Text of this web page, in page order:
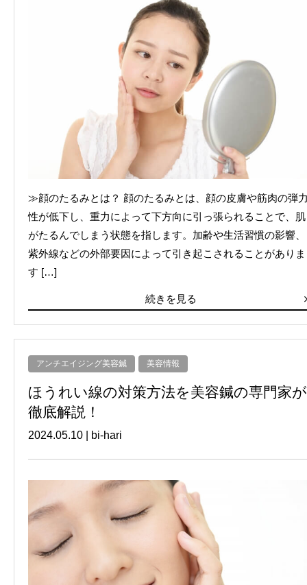
≫顔のたるみとは？ 顔のたるみとは、顔の皮膚や筋肉の弾
性が低下し、重力によって下方向に引っ張られることで、肌
がたるんでしまう状態を指します。加齢や生活習慣の影響、
紫外線などの外部要因によって引き起こされることがありま
す […]
続きを見る
アンチエイジング美容鍼 美容情報
ほうれい線の対策方法を美容鍼の専門家が
徹底解説！
2024.05.10 bi-hari